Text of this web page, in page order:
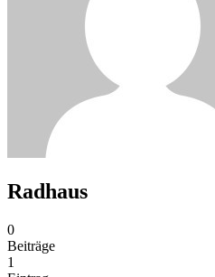
Radhaus
0
Beiträge
1